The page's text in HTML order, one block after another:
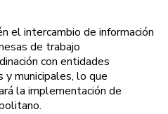
el intercambio de información
de trabajo
con entidades
municipales, lo que
la implementación de